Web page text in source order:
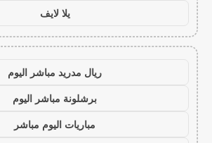
يلا لايف
ريال مدريد مباشر اليوم
برشلونة مباشر اليوم
مباريات اليوم مباشر